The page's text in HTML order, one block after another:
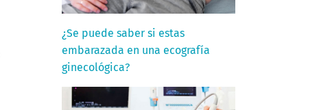
¿Se puede saber si estas
embarazada en una ecografía
ginecológica?